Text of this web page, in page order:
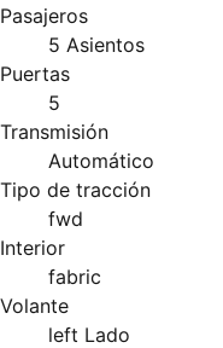
Pasajeros
5 Asientos
Puertas
5
Transmisión
Automático
Tipo de tracción
fwd
Interior
fabric
Volante
left Lado